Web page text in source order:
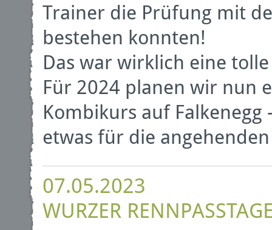
Trainer die Prüfung mit
bestehen konnten!
Das war wirklich eine
Für 2024 planen wir nun
Kombikurs auf
etwas für die
07.05.2023
WURZER